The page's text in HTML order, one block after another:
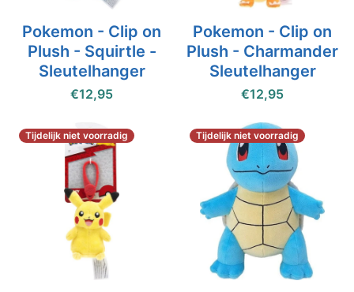
Pokemon - Clip on
Plush - Squirtle -
Sleutelhanger
€12,95
Pokemon - Clip on
Plush - Charmander
Sleutelhanger
€12,95
Tijdelijk niet voorradig Tijdelijk niet voorradig